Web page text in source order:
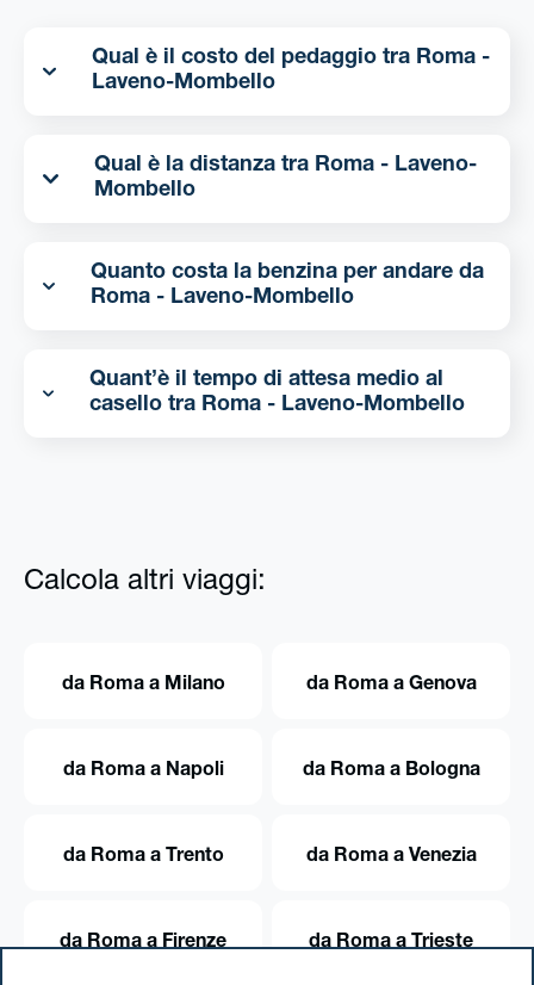
Qual è il costo del pedaggio tra Roma -
Laveno-Mombello
Qual è la distanza tra Roma - Laveno-
Mombello
Quanto costa la benzina per andare da
Roma - Laveno-Mombello
Quant’è il tempo di attesa medio al
casello tra Roma - Laveno-Mombello
Calcola altri viaggi:
da Roma a Milano da Roma a Genova
da Roma a Napoli da Roma a Bologna
da Roma a Trento da Roma a Venezia
da Roma a Firenze da Roma a Trieste